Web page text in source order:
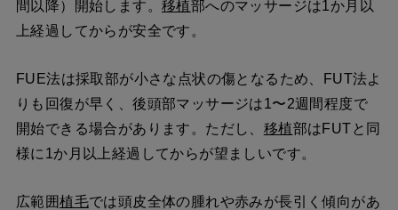
間以降）開始します。 移植部へのマッサージは1か月以
上経過してからが安全です。
FUE法は採取部が小さな点状の傷となるため、FUT法よ
りも回復が早く、後頭部マッサージは1〜2週間程度で
開始できる場合があります。ただし、 移植部はFUTと同
様に1か月以上経過してからが望ましいです。
広範囲植毛では頭皮全体の腫れや赤みが長引く傾向があ